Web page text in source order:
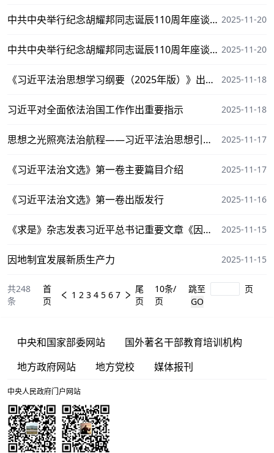
中共中央举行纪念胡耀邦同志诞辰110周年座谈
11月20日，中共中央在北京人民大会堂举行纪念
奇、李希等出席座谈会。新华社记者 谢环驰 摄
在人民大会堂举行座谈会，纪念胡耀邦同志诞辰
委主席习近平发表重要讲话强调，要认真学习胡
心、牢记使命，坚定历史自信，增强历史主动，
2025-11-20
中共中央举行纪念胡耀邦同志诞辰110周年座谈
2025-11-20
《习近平法治思想学习纲要（2025年版）》出版
2025-11-18
习近平对全面依法治国工作作出重要指示 2025-11-18
思想之光照亮法治航程——习近平法治思想引领
2025-11-17
《习近平法治文选》第一卷主要篇目介绍 2025-11-17
《习近平法治文选》第一卷出版发行 2025-11-16
《求是》杂志发表习近平总书记重要文章《因地
2025-11-15
因地制宜发展新质生产力 2025-11-15
共248
条
首
页
1 2 3 4 5 6 7
尾
页
10条/
页
跳至
页
GO
中央和国家部委网站
国外著名干部教育培训机构
地方政府网站
地方党校 媒体报刊
中央人民政府门户网站